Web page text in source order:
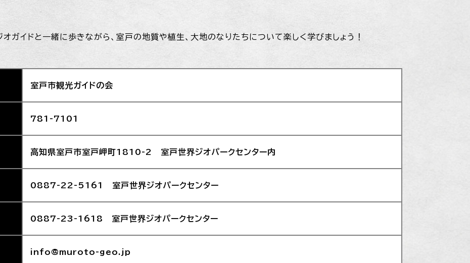
ガイドと一緒に歩きながら、室戸の地質や植生、大地のなりたちについて楽しく学びましょう！
室戸市観光ガイドの会
781-7101
高知県室戸市室戸岬町1810-2 室戸世界ジオパークセンター内
0887-22-5161 室戸世界ジオパークセンター
0887-23-1618 室戸世界ジオパークセンター
info@muroto-geo.jp